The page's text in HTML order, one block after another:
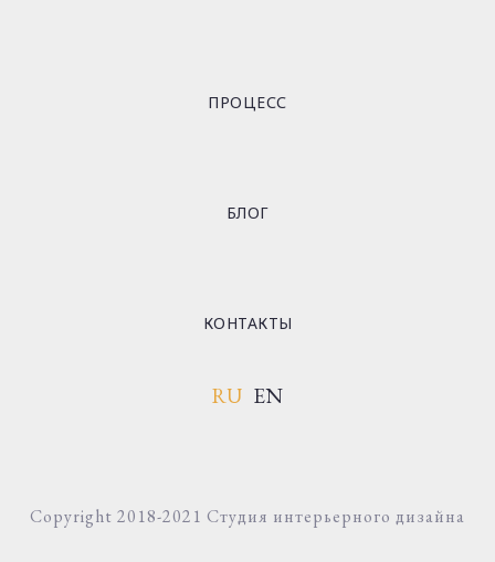
ПРОЦЕСС
БЛОГ
КОНТАКТЫ
RU EN
Copyright 2018-2021 Студия интерьерного дизайна